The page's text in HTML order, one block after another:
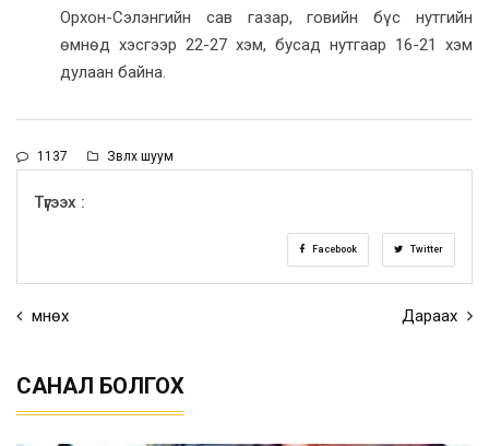
Орхон-Сэлэнгийн сав газар, говийн бүс нутгийн
өмнөд хэсгээр 22-27 хэм, бусад нутгаар 16-21 хэм
дулаан байна.
1137 Зөвлөх шуум
Түгээх :
Facebook Twitter
Өмнөх Дараах
САНАЛ БОЛГОХ